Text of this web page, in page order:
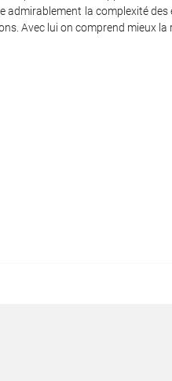
admirablement la complexité des
Avec lui on comprend mieux la